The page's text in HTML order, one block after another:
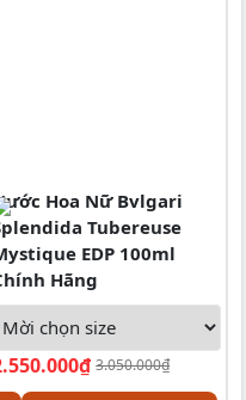
Hoa Nữ Bvlgari
Tubereuse
EDP 100ml
Hãng
3.050.000₫